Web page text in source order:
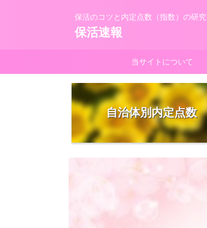
保活のコツと内定点数（指数）の研究
保活速報
当サイトについて
自治体別内定点数